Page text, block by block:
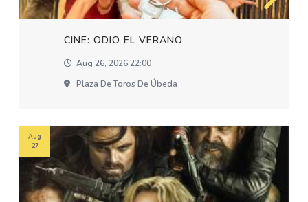
CINE: ODIO EL VERANO
Aug 26, 2026 22:00
Plaza De Toros De Úbeda
Aug
27